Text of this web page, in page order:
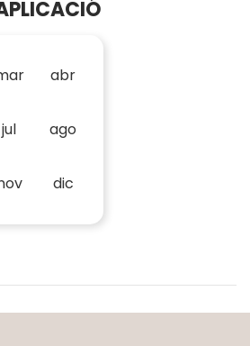
abr
jul ago
dic